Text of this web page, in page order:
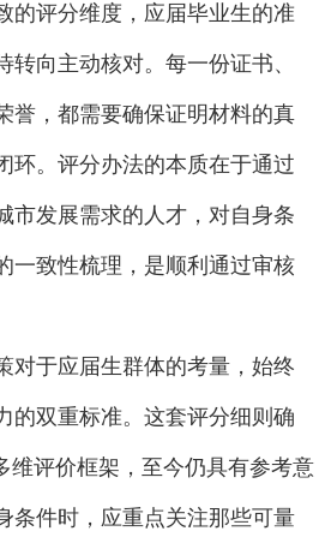
评分维度，应届毕业生的准
转向主动核对。每一份证书、
誉，都需要确保证明材料的真
环。评分办法的本质在于通过
市发展需求的人才，对自身条
一致性梳理，是顺利通过审核
于应届生群体的考量，始终
的双重标准。这套评分细则确
维评价框架，至今仍具有参考意
条件时，应重点关注那些可量